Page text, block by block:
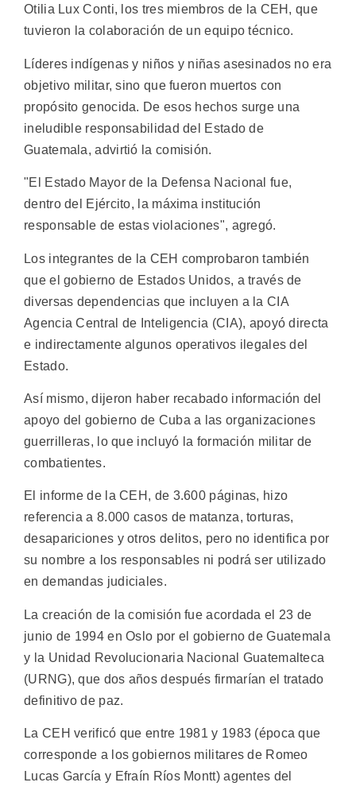
Otilia Lux Conti, los tres miembros de la CEH, que
tuvieron la colaboración de un equipo técnico.
Líderes indígenas y niños y niñas asesinados no era
objetivo militar, sino que fueron muertos con
propósito genocida. De esos hechos surge una
ineludible responsabilidad del Estado de
Guatemala, advirtió la comisión.
"El Estado Mayor de la Defensa Nacional fue,
dentro del Ejército, la máxima institución
responsable de estas violaciones", agregó.
Los integrantes de la CEH comprobaron también
que el gobierno de Estados Unidos, a través de
diversas dependencias que incluyen a la CIA
Agencia Central de Inteligencia (CIA), apoyó directa
e indirectamente algunos operativos ilegales del
Estado.
Así mismo, dijeron haber recabado información del
apoyo del gobierno de Cuba a las organizaciones
guerrilleras, lo que incluyó la formación militar de
combatientes.
El informe de la CEH, de 3.600 páginas, hizo
referencia a 8.000 casos de matanza, torturas,
desapariciones y otros delitos, pero no identifica por
su nombre a los responsables ni podrá ser utilizado
en demandas judiciales.
La creación de la comisión fue acordada el 23 de
junio de 1994 en Oslo por el gobierno de Guatemala
y la Unidad Revolucionaria Nacional Guatemalteca
(URNG), que dos años después firmarían el tratado
definitivo de paz.
La CEH verificó que entre 1981 y 1983 (época que
corresponde a los gobiernos militares de Romeo
Lucas García y Efraín Ríos Montt) agentes del